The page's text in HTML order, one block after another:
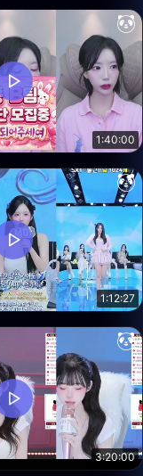
1:40:00
1:12:27
3:20:00